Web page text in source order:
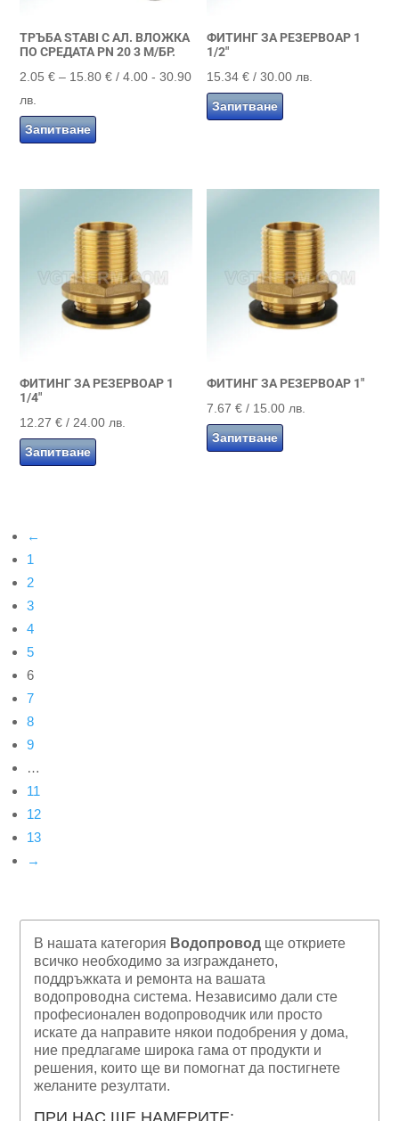
ТРЪБА STABI С АЛ. ВЛОЖКА
ПО СРЕДАТА PN 20 3 М/БР.
2.05€ – 15.80€Price
/ 4.00 - 30.90
лв.
Запитване
ФИТИНГ ЗА РЕЗЕРВОАР 1
1/2″
15.34€ / 30.00 лв.
Запитване
ФИТИНГ ЗА РЕЗЕРВОАР 1
1/4″
12.27€ / 24.00 лв.
Запитване
ФИТИНГ ЗА РЕЗЕРВОАР 1″
7.67€ / 15.00 лв.
Запитване
←
1
2
3
4
5
6
7
8
9
…
11
12
13
→
В нашата категория Водопровод ще откриете
всичко необходимо за изграждането,
поддръжката и ремонта на вашата
водопроводна система. Независимо дали сте
професионален водопроводчик или просто
искате да направите някои подобрения у дома,
ние предлагаме широка гама от продукти и
решения, които ще ви помогнат да постигнете
желаните резултати.